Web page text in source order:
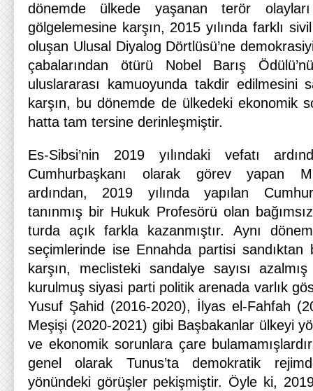
dönemde ülkede yaşanan terör
gölgelemesine karşın, 2015 yılında farklı
oluşan Ulusal Diyalog Dörtlüsü’ne
çabalarından ötürü Nobel Barış
uluslararası kamuoyunda takdir edilmesini
karşın, bu dönemde de ülkedeki ekonomik
hatta tam tersine derinleşmiştir.
Es-Sibsi’nin 2019 yılındaki vefatı
Cumhurbaşkanı olarak görev yapan
ardından, 2019 yılında yapılan
tanınmış bir Hukuk Profesörü olan
turda açık farkla kazanmıştır. Aynı
seçimlerinde ise Ennahda partisi sandıktan
karşın, meclisteki sandalye sayısı
kurulmuş siyasi parti politik arenada varlık
Yusuf Şahid (2016-2020), İlyas el-Fahfah
Meşişi (2020-2021) gibi Başbakanlar ülkeyi
ve ekonomik sorunlara çare
genel olarak Tunus’ta demokratik
yönündeki görüşler pekişmiştir. Öyle ki, 2019